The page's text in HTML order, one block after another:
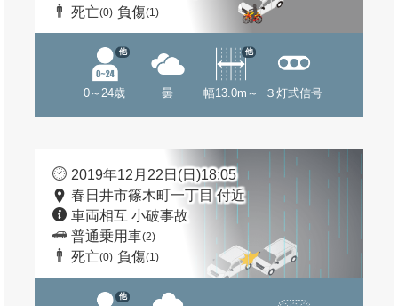
死亡(0) 負傷(1)
0～24歳
他
曇 幅13.0m～
他
３灯式信号
2019年12月22日(日)18:05
春日井市篠木町一丁目 付近
車両相互 小破事故
普通乗用車(2)
死亡(0) 負傷(1)
他